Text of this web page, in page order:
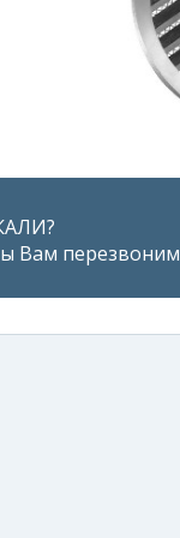
Вам перезвоним